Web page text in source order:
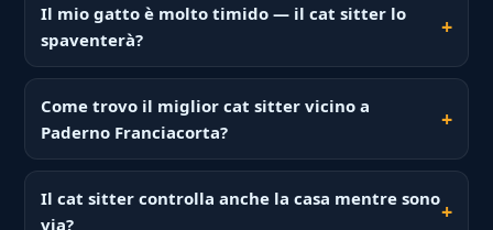
Il mio gatto è molto timido — il cat sitter lo
spaventerà?
Come trovo il miglior cat sitter vicino a
Paderno Franciacorta?
Il cat sitter controlla anche la casa mentre sono
via?